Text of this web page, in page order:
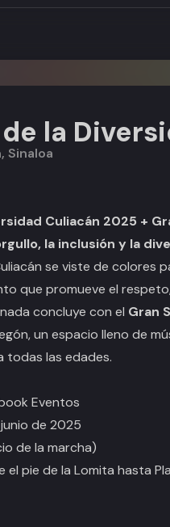
la
Sinaloa
Culiacán 2025 +
la inclusión y la
se viste de colores
que promueve el
concluye con el Gran
un espacio lleno de
todas las edades.
Eventos
de 2025
de la marcha)
el pie de la Lomita hasta